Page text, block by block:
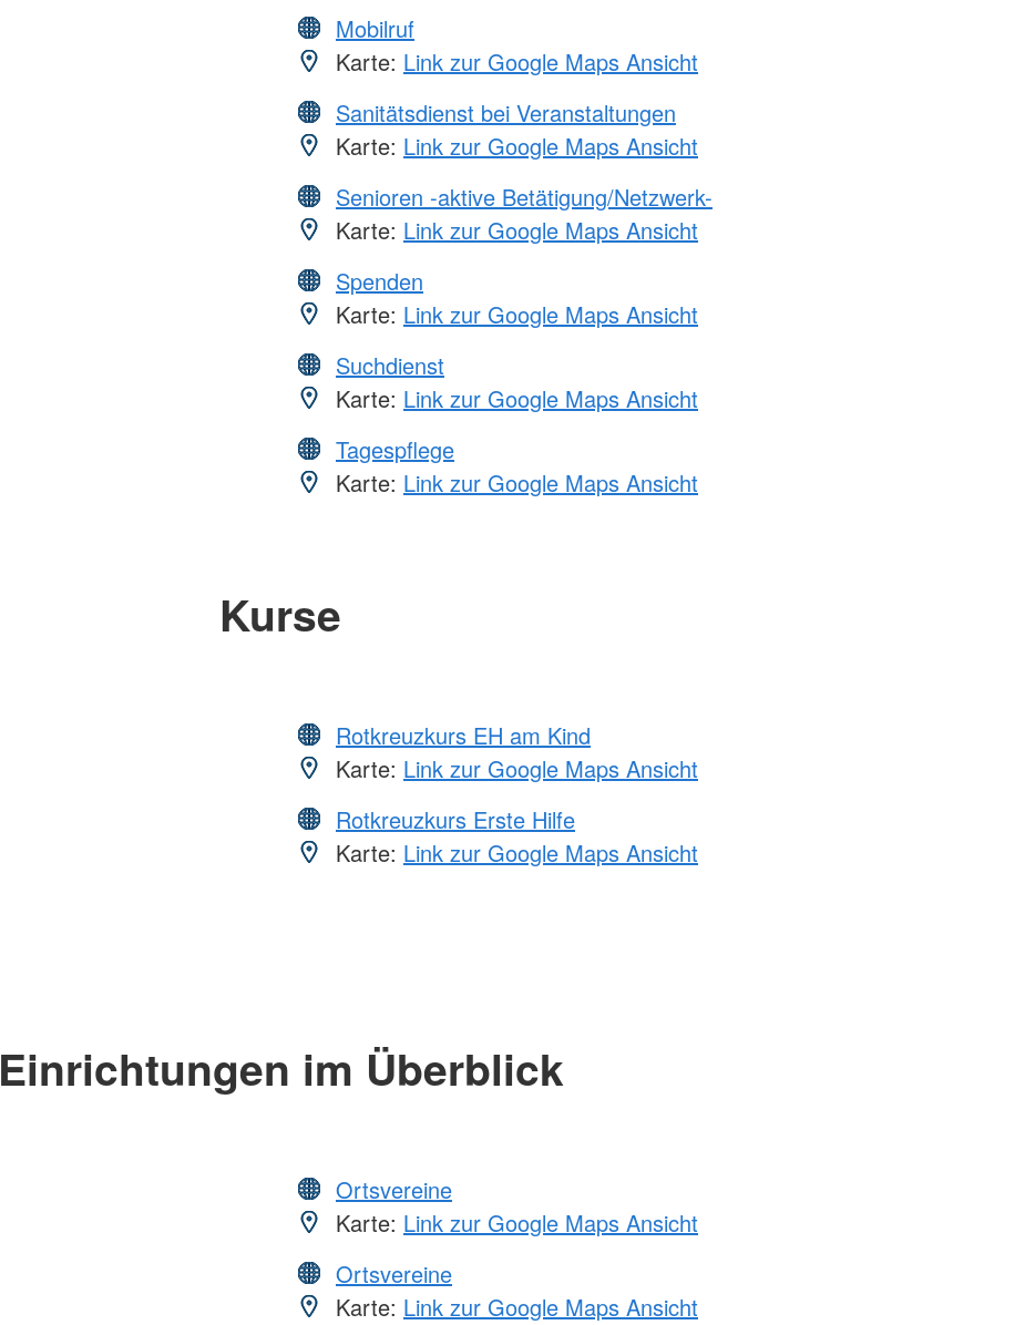
Mobilruf
Karte: Link zur Google Maps Ansicht
Sanitätsdienst bei Veranstaltungen
Karte: Link zur Google Maps Ansicht
Senioren -aktive Betätigung/Netzwerk-
Karte: Link zur Google Maps Ansicht
Spenden
Karte: Link zur Google Maps Ansicht
Suchdienst
Karte: Link zur Google Maps Ansicht
Tagespflege
Karte: Link zur Google Maps Ansicht
Kurse
Rotkreuzkurs EH am Kind
Karte: Link zur Google Maps Ansicht
Rotkreuzkurs Erste Hilfe
Karte: Link zur Google Maps Ansicht
Einrichtungen im Überblick
Ortsvereine
Karte: Link zur Google Maps Ansicht
Ortsvereine
Karte: Link zur Google Maps Ansicht